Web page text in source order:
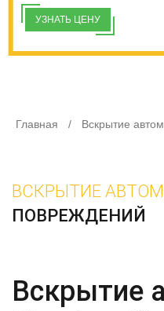
УЗНАТЬ ЦЕНУ
Главная / Вскрытие
ВСКРЫТИЕ
ПОВРЕЖДЕНИЙ
Вскрытие